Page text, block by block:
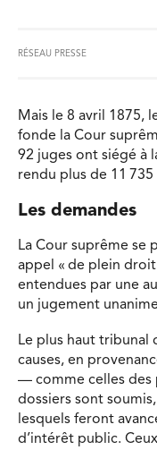
RÉSEAU PRESSE
Mais le 8 avril 1875,
fonde la Cour
92 juges ont siégé à
rendu plus de 11 735
Les demandes
La Cour suprême se
appel « de plein
entendues par une
un jugement
Le plus haut tribunal
causes, en
— comme celles des
dossiers sont
lesquels feront
d’intérêt public.